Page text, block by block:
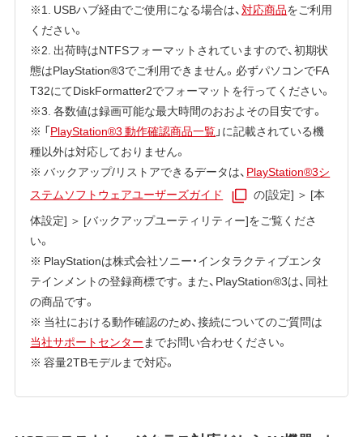
※1. USBハブ経由でご使用になる場合は、対応商品をご利用
ください。
※2. 出荷時はNTFSフォーマットされていますので、初期状
態はPlayStation®3でご利用できません。必ずパソコンでFA
T32にてDiskFormatter2でフォーマットを行ってください。
※3. 各数値は録画可能な最大時間のおおよその目安です。
※ 「PlayStation®3 動作確認商品一覧」に記載されている機
種以外は対応しておりません。
※ バックアップ/リストアできるデータは、 PlayStation®3シ
ステムソフトウェアユーザーズガイド
の[設定] ＞ [本
体設定] ＞ [バックアップユーティリティー]をご覧くださ
い。
※ PlayStationは株式会社ソニー・インタラクティブエンタ
テインメントの登録商標です。また、PlayStation®3は、同社
の商品です。
※ 当社における動作確認のため、接続についてのご質問は
当社サポートセンターまでお問い合わせください。
※ 容量2TBモデルまで対応。